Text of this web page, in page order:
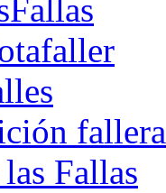
fallera
Fallas